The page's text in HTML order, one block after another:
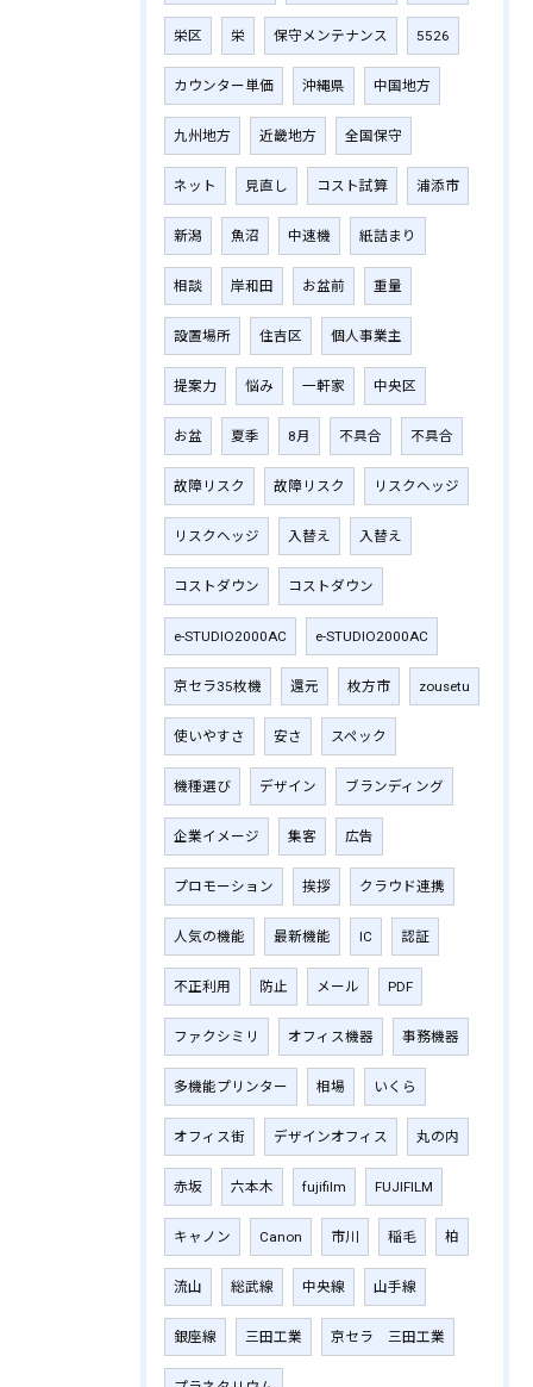
栄区 栄 保守メンテナンス 5526
カウンター単価 沖縄県 中国地方
九州地方 近畿地方 全国保守
ネット 見直し コスト試算 浦添市
新潟 魚沼 中速機 紙詰まり
相談 岸和田 お盆前 重量
設置場所 住吉区 個人事業主
提案力 悩み 一軒家 中央区
お盆 夏季 8月 不具合 不具合
故障リスク 故障リスク リスクヘッジ
リスクヘッジ 入替え 入替え
コストダウン コストダウン
e-STUDIO2000AC e-STUDIO2000AC
京セラ35枚機 還元 枚方市 zousetu
使いやすさ 安さ スペック
機種選び デザイン ブランディング
企業イメージ 集客 広告
プロモーション 挨拶 クラウド連携
人気の機能 最新機能 IC 認証
不正利用 防止 メール PDF
ファクシミリ オフィス機器 事務機器
多機能プリンター 相場 いくら
オフィス街 デザインオフィス 丸の内
赤坂 六本木 fujifilm ‎FUJIFILM
キャノン Canon 市川 稲毛 柏
流山 総武線 中央線 山手線
銀座線 三田工業 京セラ 三田工業